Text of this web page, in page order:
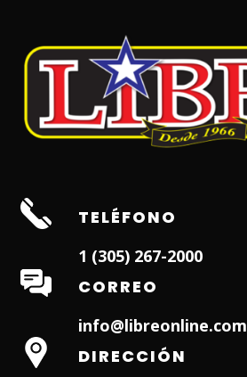
TELÉFONO
1 (305) 267-2000
CORREO
info@libreonline.com
DIRECCIÓN